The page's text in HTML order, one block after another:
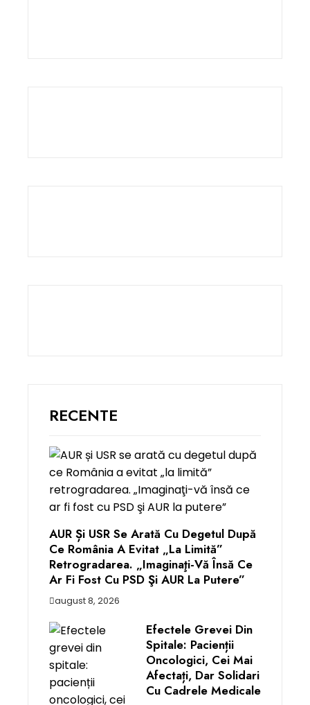
RECENTE
AUR Și USR Se Arată Cu Degetul După
Ce România A Evitat „la Limită”
Retrogradarea. „Imaginaţi-Vă Însă Ce
Ar Fi Fost Cu PSD Şi AUR La Putere”
august 8, 2026
Efectele Grevei Din
Spitale: Pacienții
Oncologici, Cei Mai
Afectați, Dar Solidari
Cu Cadrele Medicale